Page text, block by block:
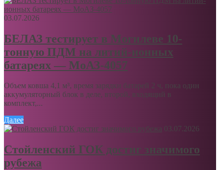
03.07.2026
БЕЛАЗ тестирует в Могилеве 10-
тонную ПДМ на литий-ионных
батареях — МоАЗ-4057
Объем ковша 4,1 м³, время зарядки батарей 2 ч, пока один
аккумуляторный блок в деле, второй, входящий в
комплект,...
Далее
03.07.2026
Стойленский ГОК достиг значимого
рубежа